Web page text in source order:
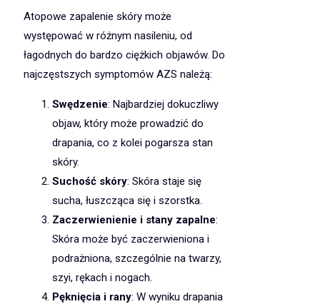
Atopowe zapalenie skóry może
występować w różnym nasileniu, od
łagodnych do bardzo ciężkich objawów. Do
najczęstszych symptomów AZS należą:
Swędzenie: Najbardziej dokuczliwy
objaw, który może prowadzić do
drapania, co z kolei pogarsza stan
skóry.
Suchość skóry: Skóra staje się
sucha, łuszcząca się i szorstka.
Zaczerwienienie i stany zapalne:
Skóra może być zaczerwieniona i
podrażniona, szczególnie na twarzy,
szyi, rękach i nogach.
Pęknięcia i rany: W wyniku drapania